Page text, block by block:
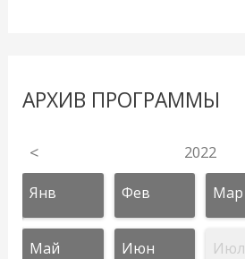
АРХИВ ПРОГРАММЫ
< 2022
Янв Фев Мар
Май Июн Июл